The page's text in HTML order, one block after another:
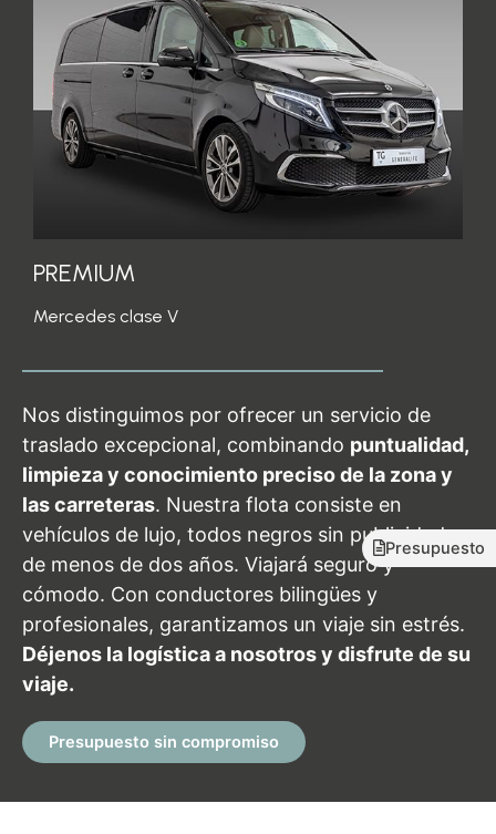
PREMIUM
Mercedes clase V
Nos distinguimos por ofrecer un servicio de
traslado excepcional, combinando puntualidad,
limpieza y conocimiento preciso de la zona y
las carreteras. Nuestra flota consiste en
vehículos de lujo, todos negros sin publicidad y
de menos de dos años. Viajará seguro y
cómodo. Con conductores bilingües y
profesionales, garantizamos un viaje sin estrés.
Déjenos la logística a nosotros y disfrute de su
viaje.
Presupuesto sin compromiso
Presupuesto